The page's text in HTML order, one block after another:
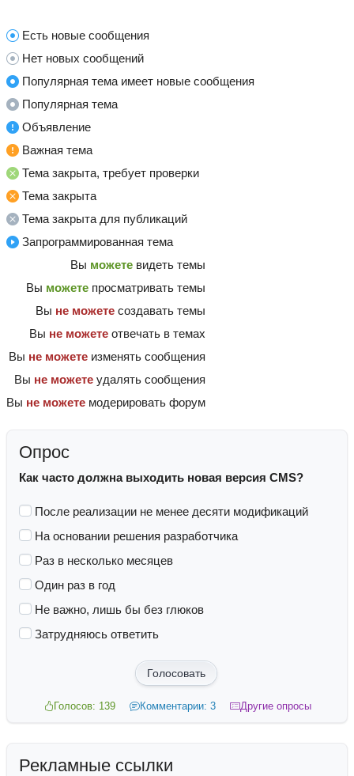
Есть новые сообщения
Нет новых сообщений
Популярная тема имеет новые сообщения
Популярная тема
Объявление
Важная тема
Тема закрыта, требует проверки
Тема закрыта
Тема закрыта для публикаций
Запрограммированная тема
Вы можете видеть темы
Вы можете просматривать темы
Вы не можете создавать темы
Вы не можете отвечать в темах
Вы не можете изменять сообщения
Вы не можете удалять сообщения
Вы не можете модерировать форум
Опрос
Как часто должна выходить новая версия CMS?
После реализации не менее десяти модификаций
На основании решения разработчика
Раз в несколько месяцев
Один раз в год
Не важно, лишь бы без глюков
Затрудняюсь ответить
Голосовать
Голосов: 139 Комментарии: 3 Другие опросы
Рекламные ссылки